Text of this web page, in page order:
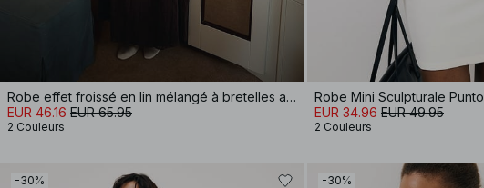
Robe effet froissé en lin mélangé à bretelles amples
EUR 46.16 EUR 65.95
2 Couleurs
Robe Mini Sculpturale Punto
EUR 34.96 EUR 49.95
2 Couleurs
-30% -30%